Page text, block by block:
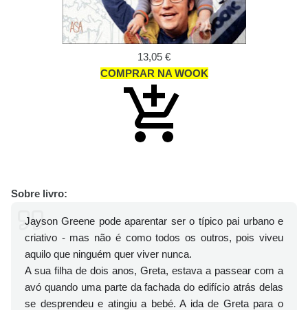
13,05 €
COMPRAR NA WOOK
Sobre livro:
Jayson Greene pode aparentar ser o típico pai urbano e
criativo - mas não é como todos os outros, pois viveu
aquilo que ninguém quer viver nunca.
A sua filha de dois anos, Greta, estava a passear com a
avó quando uma parte da fachada do edifício atrás delas
se desprendeu e atingiu a bebé. A ida de Greta para o